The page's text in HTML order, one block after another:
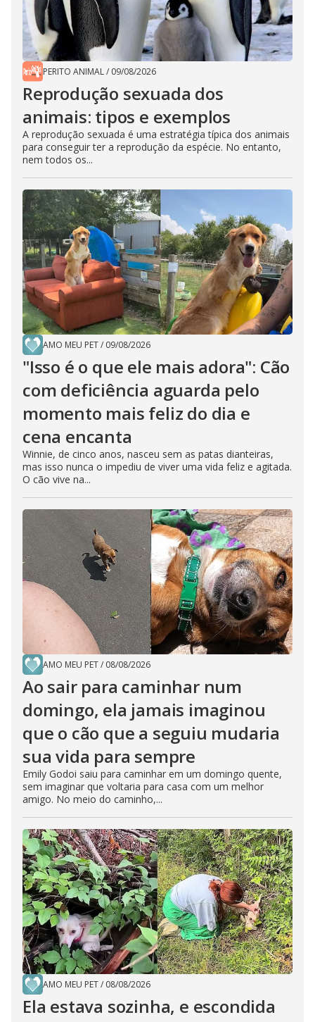
PERITO ANIMAL/ 09/08/2026
Reprodução sexuada dos
animais: tipos e exemplos
A reprodução sexuada é uma estratégia típica dos animais
para conseguir ter a reprodução da espécie. No entanto,
nem todos os...
AMO MEU PET/ 09/08/2026
"Isso é o que ele mais adora": Cão
com deficiência aguarda pelo
momento mais feliz do dia e
cena encanta
Winnie, de cinco anos, nasceu sem as patas dianteiras,
mas isso nunca o impediu de viver uma vida feliz e agitada.
O cão vive na...
AMO MEU PET/ 08/08/2026
Ao sair para caminhar num
domingo, ela jamais imaginou
que o cão que a seguiu mudaria
sua vida para sempre
Emily Godoi saiu para caminhar em um domingo quente,
sem imaginar que voltaria para casa com um melhor
amigo. No meio do caminho,...
AMO MEU PET/ 08/08/2026
Ela estava sozinha, e escondida